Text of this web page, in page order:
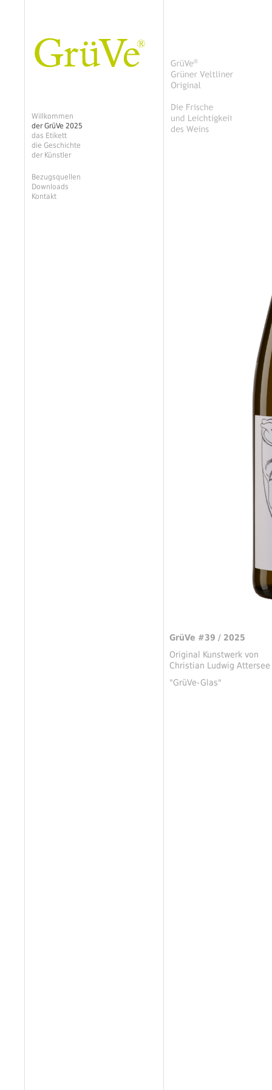
Willkommen
der GrüVe 2025
das Etikett
die Geschichte
der Künstler
Bezugsquellen
Downloads
Kontakt
GrüVe #39 / 2025
Original Kunstwerk von
Christian Ludwig Attersee
"GrüVe-Glas"